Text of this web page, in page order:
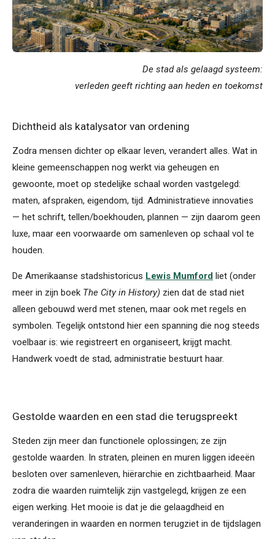
De stad als gelaagd systeem:
verleden geeft richting aan heden en toekomst
Dichtheid als katalysator van ordening
Zodra mensen dichter op elkaar leven, verandert alles. Wat in
kleine gemeenschappen nog werkt via geheugen en
gewoonte, moet op stedelijke schaal worden vastgelegd:
maten, afspraken, eigendom, tijd. Administratieve innovaties
— het schrift, tellen/boekhouden, plannen — zijn daarom geen
luxe, maar een voorwaarde om samenleven op schaal vol te
houden.
De Amerikaanse stadshistoricus Lewis Mumford liet (onder
meer in zijn boek The City in History) zien dat de stad niet
alleen gebouwd werd met stenen, maar ook met regels en
symbolen. Tegelijk ontstond hier een spanning die nog steeds
voelbaar is: wie registreert en organiseert, krijgt macht.
Handwerk voedt de stad, administratie bestuurt haar.
Gestolde waarden en een stad die terugspreekt
Steden zijn meer dan functionele oplossingen; ze zijn
gestolde waarden. In straten, pleinen en muren liggen ideeën
besloten over samenleven, hiërarchie en zichtbaarheid. Maar
zodra die waarden ruimtelijk zijn vastgelegd, krijgen ze een
eigen werking. Het mooie is dat je die gelaagdheid en
veranderingen in waarden en normen terugziet in de tijdslagen